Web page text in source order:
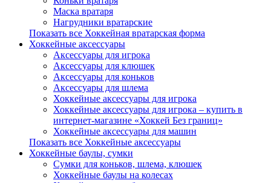
Маска вратаря
Нагрудники вратарские
Показать все Хоккейная вратарская форма
Хоккейные аксессуары
Аксессуары для игрока
Аксессуары для клюшек
Аксессуары для коньков
Аксессуары для шлема
Хоккейные аксессуары для игрока
Хоккейные аксессуары для игрока – купить в
интернет-магазине «Хоккей Без границ»
Хоккейные аксессуары для машин
Показать все Хоккейные аксессуары
Хоккейные баулы, сумки
Сумки для коньков, шлема, клюшек
Хоккейные баулы на колесах